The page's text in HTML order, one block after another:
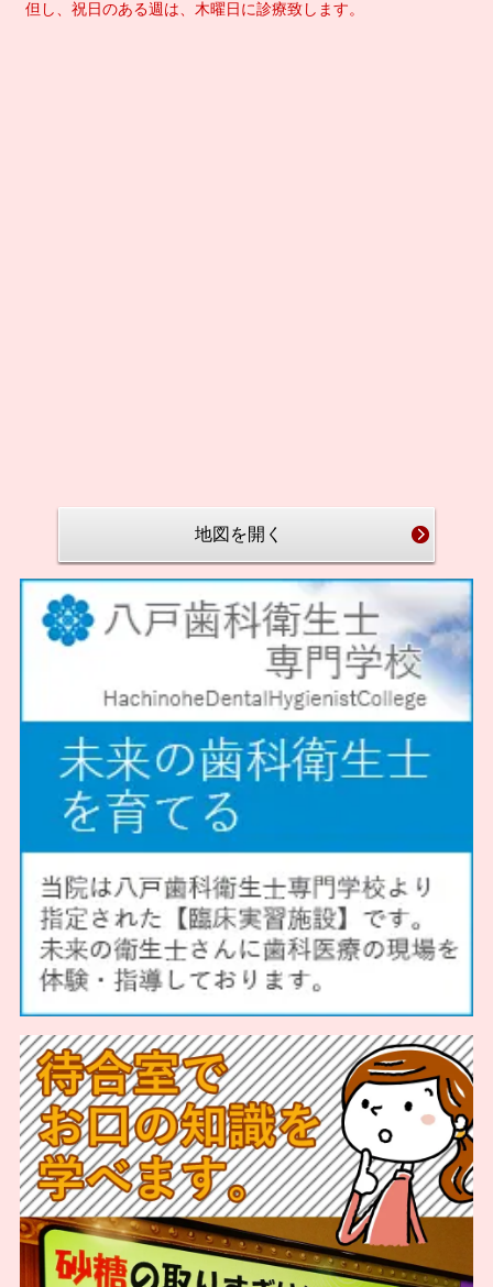
但し、祝日のある週は、木曜日に診療致します。
地図を開く